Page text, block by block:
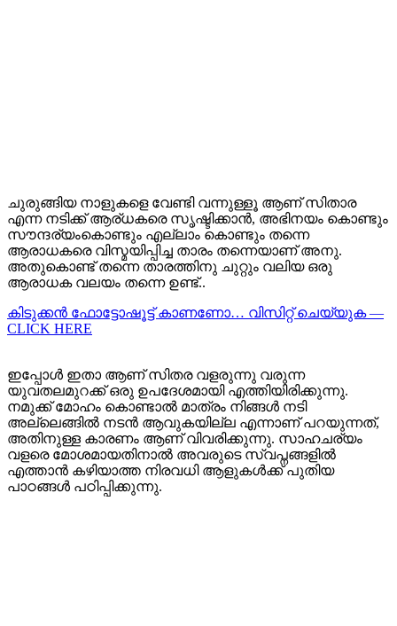
ചുരുങ്ങിയ നാളുകളെ വേണ്ടി വന്നുള്ളൂ ആണ് സിതാര
എന്ന നടിക്ക് ആര്ധകരെ സൃഷ്ടിക്കാന്‍, അഭിനയം കൊണ്ടും
സൗന്ദര്യംകൊണ്ടും എല്ലാം കൊണ്ടും തന്നെ
ആരാധകരെ വിസ്മയിപ്പിച്ച താരം തന്നെയാണ് അനു.
അതുകൊണ്ട് തന്നെ താരത്തിനു ചുറ്റും വലിയ ഒരു
ആരാധക വലയം തന്നെ ഉണ്ട്..
കിടുക്കന്‍ ഫോട്ടോഷൂട്ട്‌ കാണണോ… വിസിറ്റ് ചെയ്യുക —
CLICK HERE
ഇപ്പോള്‍ ഇതാ ആണ് സിതര വളരുന്നു വരുന്ന
യുവതലമുറക്ക് ഒരു ഉപദേശമായി എത്തിയിരിക്കുന്നു.
നമുക്ക് മോഹം കൊണ്ടാൽ മാത്രം നിങ്ങൾ നടി
അല്ലെങ്ങില്‍ നടന്‍ ആവുകയില്ല എന്നാണ് പറയുന്നത്,
അതിനുള്ള കാരണം ആണ് വിവരിക്കുന്നു. സാഹചര്യം
വളരെ മോശമായതിനാൽ അവരുടെ സ്വപ്നങ്ങളിൽ
എത്താൻ കഴിയാത്ത നിരവധി ആളുകൾക്ക് പുതിയ
പാഠങ്ങൾ പഠിപ്പിക്കുന്നു.